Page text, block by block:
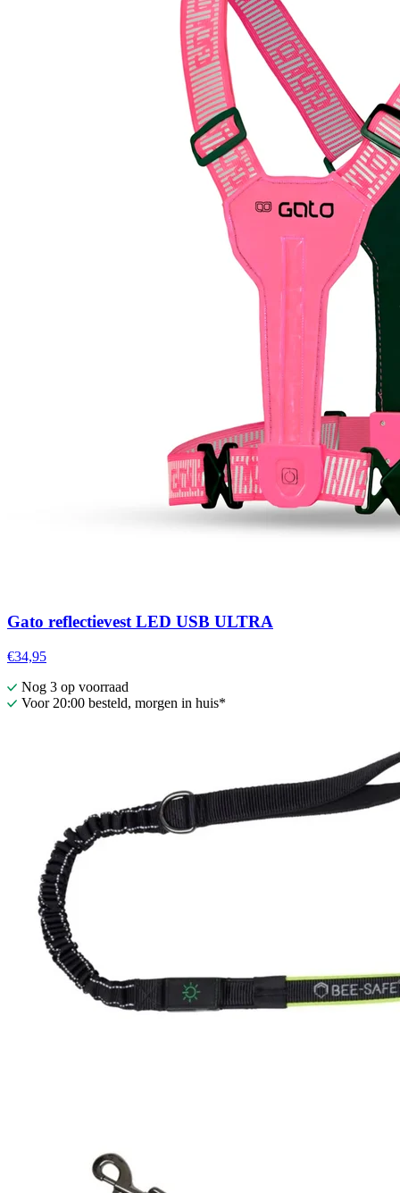
Gato reflectievest LED USB ULTRA
€34,95
Nog 3 op voorraad
Voor 20:00 besteld, morgen in huis*